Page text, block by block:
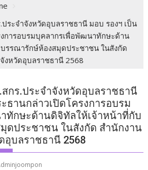
ระจำจังหวัดอุบลราชธานี มอบ รองฯ เป็น
การอบรมบุคลากรเพื่อพัฒนาทักษะด้าน
รรณารักษ์ห้องสมุดประชาชน ในสังกัด
งหวัดอุบลราชธานี 2568
กร.ประจำจังหวัดอุบลราชธานี
ธานกล่าวเปิดโครงการอบรม
ทักษะด้านดิจิทัลให้เจ้าหน้าที่กับ
ดประชาชน ในสังกัด สำนักงาน
อุบลราชธานี 2568